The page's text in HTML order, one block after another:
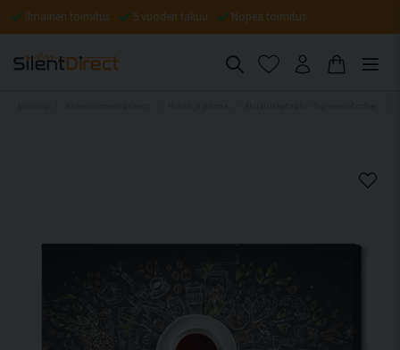
Ilmainen toimitus 5 vuoden takuu Nopea toimitus